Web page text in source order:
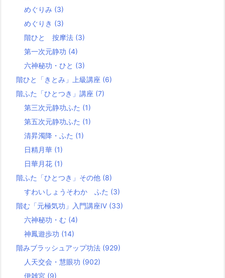
めぐりみ (3)
めぐりき (3)
階ひと 按摩法 (3)
第一次元静功 (4)
六神秘功・ひと (3)
階ひと「きとみ」上級講座 (6)
階ふた「ひとつき」講座 (7)
第三次元静功ふた (1)
第五次元静功ふた (1)
清昇濁降・ふた (1)
日精月華 (1)
日華月花 (1)
階ふた「ひとつき」その他 (8)
すわいしょうそわか ふた (3)
階む「元極気功」入門講座Ⅳ (33)
六神秘功・む (4)
神鳳遊歩功 (14)
階みブラッシュアップ功法 (929)
人天交会・慧眼功 (902)
伊雑宮 (9)